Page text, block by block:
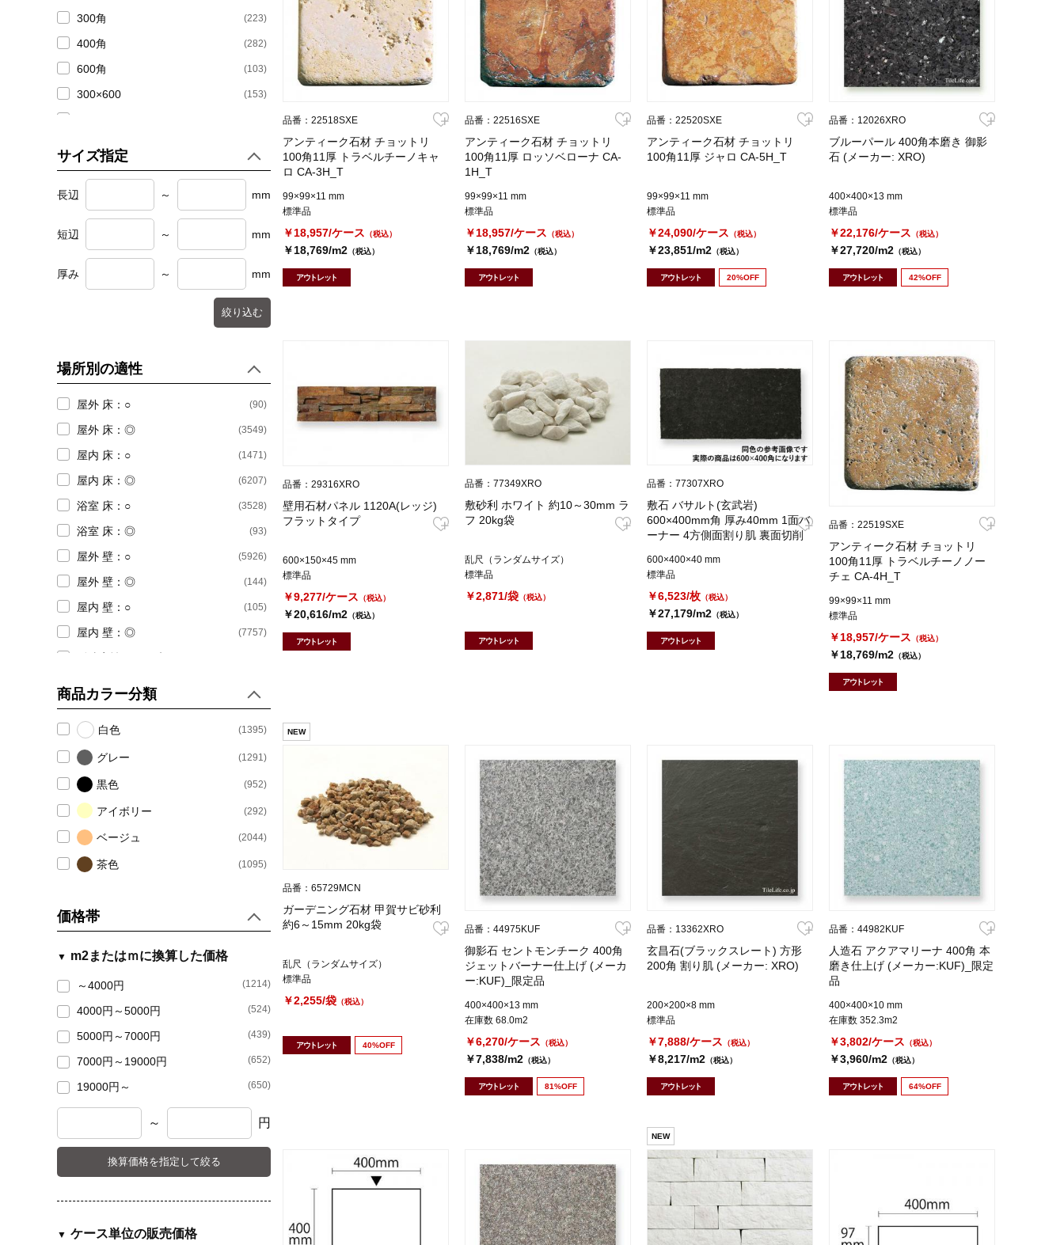
ボーダー (1114)
小口磨き (4503)
框(かまち) (89)
石材調シート
300角 (223)
400角 (282)
600角 (103)
300×600 (153)
その他長方形 (127)
乱形 (不定形) (52)
方形の乱尺
コーナー材
框材 (89)
(5616)
サイズ指定
長辺 ～ mm
短辺 ～ mm
厚み ～ mm
絞り込む
場所別の適性
屋外 床：○ (90)
屋外 床：◎ (3549)
屋内 床：○ (1471)
屋内 床：◎ (6207)
浴室 床：○ (3528)
浴室 床：◎ (93)
屋外 壁：○ (5926)
屋外 壁：◎ (144)
屋内 壁：○ (105)
屋内 壁：◎ (7757)
商品カラー分類
白色 (1395)
グレー (1291)
黒色 (952)
アイボリー (292)
ベージュ (2044)
茶色 (1095)
ピンク (1442)
金・銀・銅
(84)
色幅あり
価格帯
m2またはｍに換算した価格
～4000円 (1214)
4000円～5000円 (524)
5000円～7000円 (439)
7000円～19000円 (652)
19000円～ (650)
～ 円
換算価格を指定して絞る
ケース単位の販売価格
品番：22518SXE
アンティーク石材 チョットリ
100角11厚 トラベルチーノキャ
ロ CA-3H_T
99×99×11 mm
標準品
￥18,957/ケース （税込）
￥18,769/m2 （税込）
アウトレット
品番：22516SXE
アンティーク石材 チョットリ
100角11厚 ロッソベローナ CA-
1H_T
99×99×11 mm
標準品
￥18,957/ケース （税込）
￥18,769/m2 （税込）
アウトレット
品番：22520SXE
アンティーク石材 チョットリ
100角11厚 ジャロ CA-5H_T
99×99×11 mm
標準品
￥24,090/ケース （税込）
￥23,851/m2 （税込）
アウトレット 20%OFF
品番：12026XRO
ブルーパール 400角本磨き 御影
石 (メーカー: XRO)
400×400×13 mm
標準品
￥22,176/ケース （税込）
￥27,720/m2 （税込）
アウトレット 42%OFF
品番：29316XRO
壁用石材パネル 1120A(レッジ)
フラットタイプ
600×150×45 mm
標準品
￥9,277/ケース （税込）
￥20,616/m2 （税込）
アウトレット
品番：77349XRO
敷砂利 ホワイト 約10～30mm ラ
フ 20kg袋
乱尺（ランダムサイズ）
標準品
￥2,871/袋 （税込）
アウトレット
品番：77307XRO
敷石 バサルト(玄武岩)
600×400mm角 厚み40mm 1面バ
ーナー 4方側面割り肌 裏面切削
600×400×40 mm
標準品
￥6,523/枚 （税込）
￥27,179/m2 （税込）
アウトレット
品番：22519SXE
アンティーク石材 チョットリ
100角11厚 トラベルチーノノー
チェ CA-4H_T
99×99×11 mm
標準品
￥18,957/ケース （税込）
￥18,769/m2 （税込）
アウトレット
NEW
品番：65729MCN
ガーデニング石材 甲賀サビ砂利
約6～15mm 20kg袋
乱尺（ランダムサイズ）
標準品
￥2,255/袋 （税込）
アウトレット 40%OFF
品番：44975KUF
御影石 セントモンチーク 400角
ジェットバーナー仕上げ (メーカ
ー:KUF)_限定品
400×400×13 mm
在庫数 68.0m2
￥6,270/ケース （税込）
￥7,838/m2 （税込）
アウトレット 81%OFF
品番：13362XRO
玄昌石(ブラックスレート) 方形
200角 割り肌 (メーカー: XRO)
200×200×8 mm
標準品
￥7,888/ケース （税込）
￥8,217/m2 （税込）
アウトレット
品番：44982KUF
人造石 アクアマリーナ 400角 本
磨き仕上げ (メーカー:KUF)_限定
品
400×400×10 mm
在庫数 352.3m2
￥3,802/ケース （税込）
￥3,960/m2 （税込）
アウトレット 64%OFF
NEW